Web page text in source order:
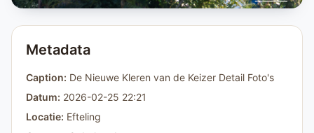
Metadata
Caption: De Nieuwe Kleren van de Keizer Detail Foto's
Datum: 2026-02-25 22:21
Locatie: Efteling